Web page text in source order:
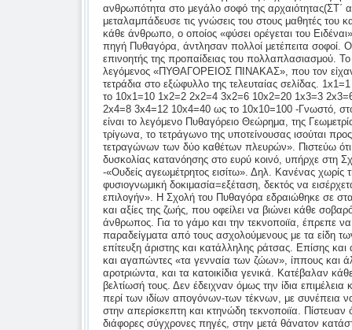
ανθρωπότητα στο μεγάλο σοφό της αρχαιότητας(ΣΤ΄
μεταλαμπάδευσε τις γνώσεις του στους μαθητές του
κάθε άνθρωπο, ο οποίος «φύσει ορέγεται του
πηγή Πυθαγόρα, άντλησαν πολλοί μετέπειτα σοφοί.
επινοητής της προπαίδειας του πολλαπλασιασμού.
λεγόμενος «ΠΥΘΑΓΟΡΕΙΟΣ ΠΙΝΑΚΑΣ», που τον
τετράδια στο εξώφυλλο της τελευταίας σελίδας.
το 10x1=10 1x2=2 2x2=4 3x2=6 10x2=20 1x3=3
2x4=8 3x4=12 10x4=40 ως το 10x10=100 -Γνωστό,
είναι το λεγόμενο Πυθαγόρειο Θεώρημα, της
τρίγωνα, το τετράγωνο της υποτείνουσας ισούται
τετραγώνων των δύο καθέτων πλευρών». Πιστεύω
δυσκολίας κατανόησης στο ευρύ κοινό, υπήρχε στη
-«Ουδείς αγεωμέτρητος εισίτω». Δηλ. Κανένας χωρίς
φυσιογνωμική δοκιμασία=εξέταση, δεκτός να
επιλογήν». Η Σχολή του Πυθαγόρα εδραιώθηκε σε
και αξίες της ζωής, που οφείλει να βιώνει κάθε
άνθρωπος. Για το γάμο και την τεκνοποιϊα, έπρεπε
παραδείγματα από τους ασχολούμενους με τα είδη
επίτευξη άριστης και κατάλληλης ράτσας. Επίσης και
και αγαπώντες «τα γενναία των ζώων», ίππους και
αροτριώντα, και τα κατοικίδια γενικά. Κατέβαλαν
βελτίωσή τους. Δεν έδειχναν όμως την ίδια
περί των ιδίων απογόνων-των τέκνων, με συνέπεια
στην απερίσκεπτη και κτηνώδη τεκνοποιϊα.
διάφορες σύγχρονες πηγές, στην μετά θάνατον